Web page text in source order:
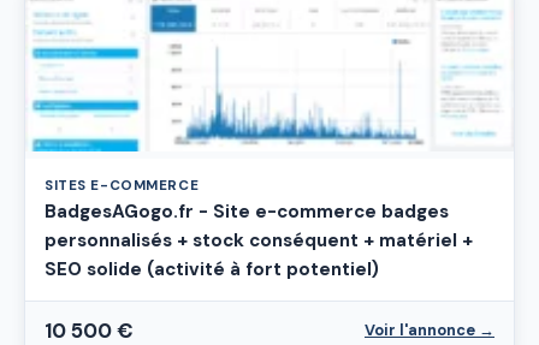
SITES E-COMMERCE
BadgesAGogo.fr - Site e-commerce badges
personnalisés + stock conséquent + matériel +
SEO solide (activité à fort potentiel)
10 500 € Voir l'annonce →